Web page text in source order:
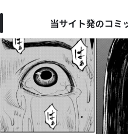
当サイト発のコミ